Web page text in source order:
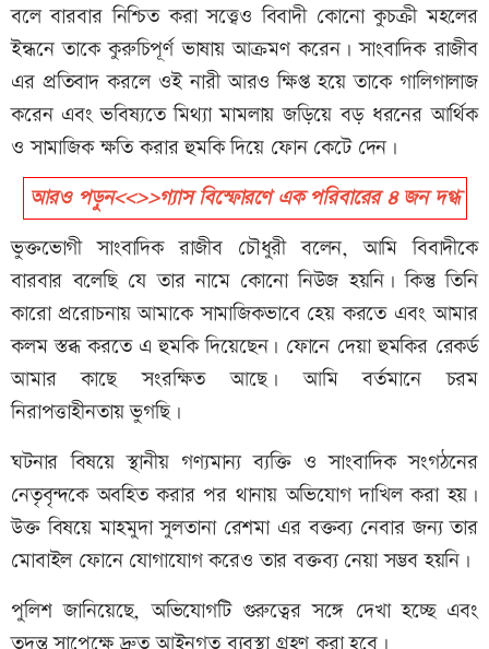
বলে বারবার নিশ্চিত করা সত্ত্বেও বিবাদী কোনো কুচক্রী মহলের
ইন্ধনে তাকে কুরুচিপূর্ণ ভাষায় আক্রমণ করেন। সাংবাদিক রাজীব
এর প্রতিবাদ করলে ওই নারী আরও ক্ষিপ্ত হয়ে তাকে গালিগালাজ
করেন এবং ভবিষ্যতে মিথ্যা মামলায় জড়িয়ে বড় ধরনের আর্থিক
ও সামাজিক ক্ষতি করার হুমকি দিয়ে ফোন কেটে দেন।
আরও পড়ুন<<>>গ্যাস বিস্ফোরণে এক পরিবারের ৪ জন দগ্ধ
ভুক্তভোগী সাংবাদিক রাজীব চৌধুরী বলেন, আমি বিবাদীকে
বারবার বলেছি যে তার নামে কোনো নিউজ হয়নি। কিন্তু তিনি
কারো প্ররোচনায় আমাকে সামাজিকভাবে হেয় করতে এবং আমার
কলম স্তব্ধ করতে এ হুমকি দিয়েছেন। ফোনে দেয়া হুমকির রেকর্ড
আমার কাছে সংরক্ষিত আছে। আমি বর্তমানে চরম
নিরাপত্তাহীনতায় ভুগছি।
ঘটনার বিষয়ে স্থানীয় গণ্যমান্য ব্যক্তি ও সাংবাদিক সংগঠনের
নেতৃবৃন্দকে অবহিত করার পর থানায় অভিযোগ দাখিল করা হয়।
উক্ত বিষয়ে মাহমুদা সুলতানা রেশমা এর বক্তব্য নেবার জন্য তার
মোবাইল ফোনে যোগাযোগ করেও তার বক্তব্য নেয়া সম্ভব হয়নি।
পুলিশ জানিয়েছে, অভিযোগটি গুরুত্বের সঙ্গে দেখা হচ্ছে এবং